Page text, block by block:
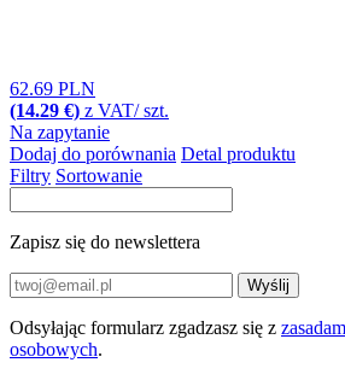
62.69 PLN
(14.29 €) z VAT/ szt.
Na zapytanie
Dodaj do porównania Detal produktu
Filtry Sortowanie
Zapisz się do newslettera
Wyślij
Odsyłając formularz zgadzasz się z
osobowych.